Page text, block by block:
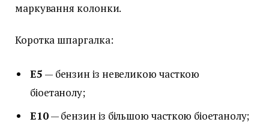
маркування колонки.
Коротка шпаргалка:
E5 — бензин із невеликою часткою
біоетанолу;
E10— бензин із більшою часткою біоетанолу;